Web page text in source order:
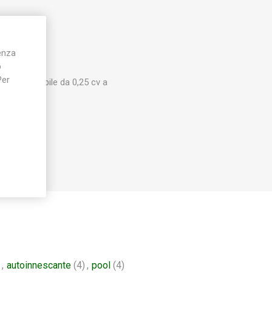
flessibile da 0,25 cv a
, autoinnescante (4) , pool (4)